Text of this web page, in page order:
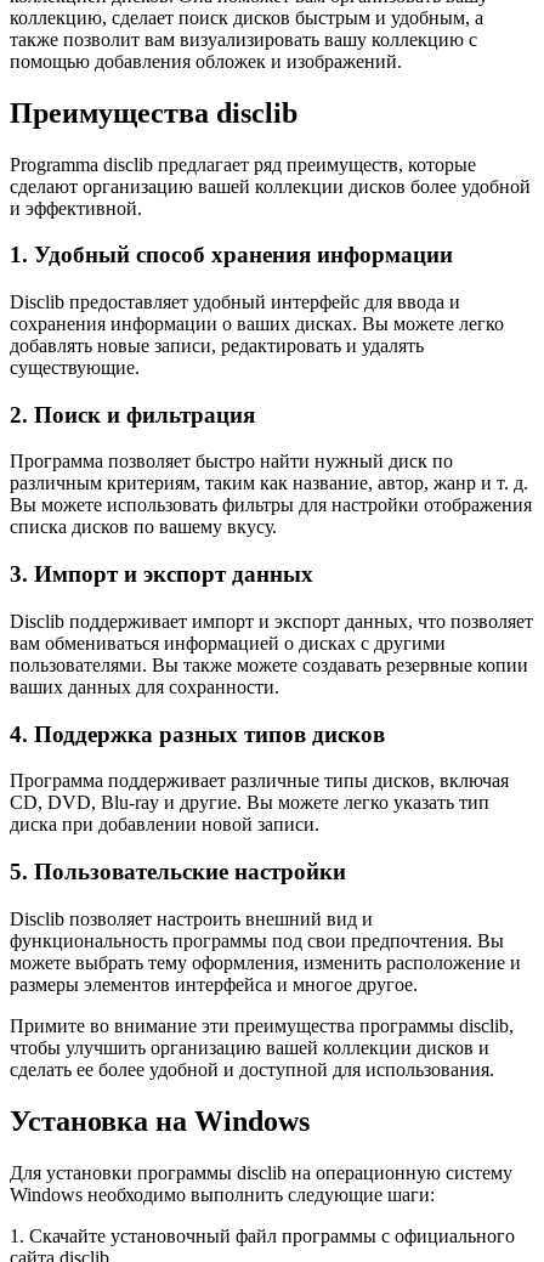
коллекцию, сделает поиск дисков быстрым и удобным, а
также позволит вам визуализировать вашу коллекцию с
помощью добавления обложек и изображений.
Преимущества disclib
Programma disclib предлагает ряд преимуществ, которые
сделают организацию вашей коллекции дисков более удобной
и эффективной.
1. Удобный способ хранения информации
Disclib предоставляет удобный интерфейс для ввода и
сохранения информации о ваших дисках. Вы можете легко
добавлять новые записи, редактировать и удалять
существующие.
2. Поиск и фильтрация
Программа позволяет быстро найти нужный диск по
различным критериям, таким как название, автор, жанр и т. д.
Вы можете использовать фильтры для настройки отображения
списка дисков по вашему вкусу.
3. Импорт и экспорт данных
Disclib поддерживает импорт и экспорт данных, что позволяет
вам обмениваться информацией о дисках с другими
пользователями. Вы также можете создавать резервные копии
ваших данных для сохранности.
4. Поддержка разных типов дисков
Программа поддерживает различные типы дисков, включая
CD, DVD, Blu-ray и другие. Вы можете легко указать тип
диска при добавлении новой записи.
5. Пользовательские настройки
Disclib позволяет настроить внешний вид и
функциональность программы под свои предпочтения. Вы
можете выбрать тему оформления, изменить расположение и
размеры элементов интерфейса и многое другое.
Примите во внимание эти преимущества программы disclib,
чтобы улучшить организацию вашей коллекции дисков и
сделать ее более удобной и доступной для использования.
Установка на Windows
Для установки программы disclib на операционную систему
Windows необходимо выполнить следующие шаги:
1. Скачайте установочный файл программы с официального
сайта disclib.